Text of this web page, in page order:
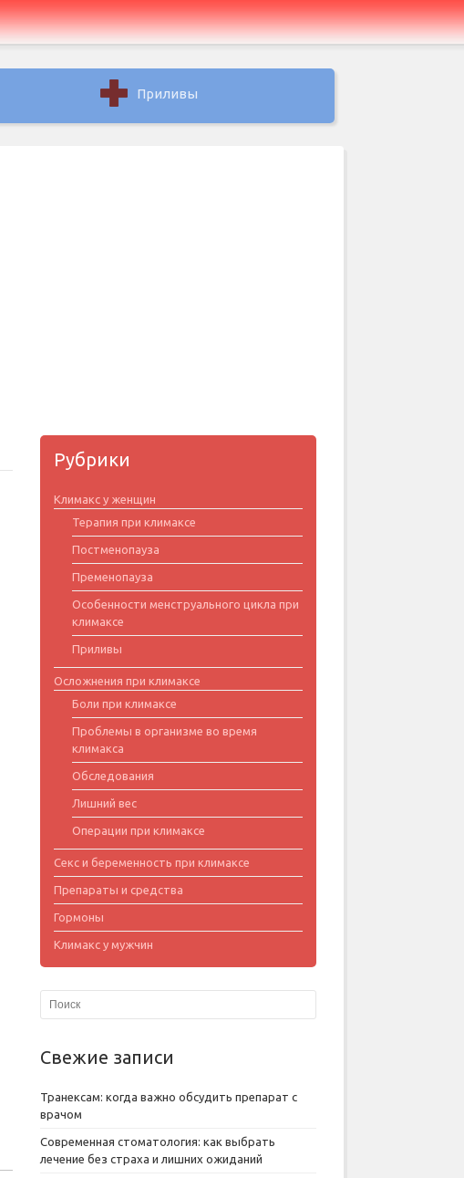
Приливы
Рубрики
Климакс у женщин
Терапия при климаксе
Постменопауза
Пременопауза
Особенности менструального цикла при
климаксе
Приливы
Осложнения при климаксе
Боли при климаксе
Проблемы в организме во время
климакса
Обследования
Лишний вес
Операции при климаксе
Секс и беременность при климаксе
Препараты и средства
Гормоны
Климакс у мужчин
Свежие записи
Транексам: когда важно обсудить препарат с
врачом
Современная стоматология: как выбрать
лечение без страха и лишних ожиданий